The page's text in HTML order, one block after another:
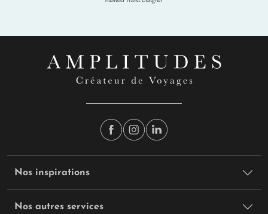
Nos inspirations
Nos autres services